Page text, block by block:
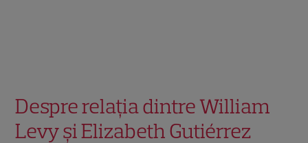
Despre relația dintre William
Levy și Elizabeth Gutiérrez